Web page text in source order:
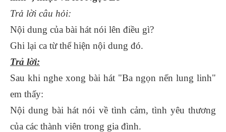
Trả lời câu hỏi:
Nội dung của bài hát nói lên điều gì?
Ghi lại ca từ thể hiện nội dung đó.
Trả lời:
Sau khi nghe xong bài hát "Ba ngọn nến lung linh"
em thấy:
Nội dung bài hát nói về tình cảm, tình yêu thương
của các thành viên trong gia đình.